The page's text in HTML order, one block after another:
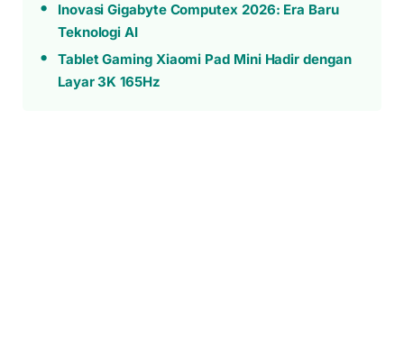
Inovasi Gigabyte Computex 2026: Era Baru
Teknologi AI
Tablet Gaming Xiaomi Pad Mini Hadir dengan
Layar 3K 165Hz